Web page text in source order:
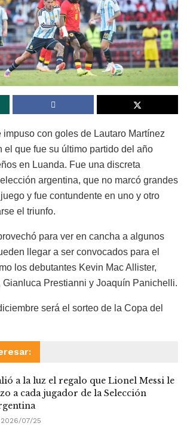
impuso con goles de Lautaro Martínez
el que fue su último partido del año
en Luanda. Fue una discreta
argentina, que no marcó grandes
y fue contundente en uno y otro
el triunfo.
para ver en cancha a algunos
llegar a ser convocados para el
los debutantes Kevin Mac Allister,
Gianluca Prestianni y Joaquín Panichelli.
será el sorteo de la Copa del
a la luz el regalo que Lionel Messi le
a cada jugador de la Selección
2026/07/25